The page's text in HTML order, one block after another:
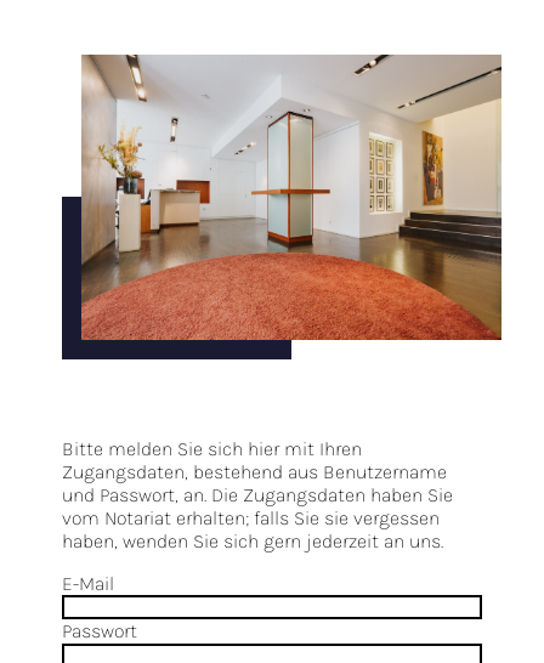
Bitte melden Sie sich hier mit Ihren
Zugangsdaten, bestehend aus Benutzername
und Passwort, an. Die Zugangsdaten haben Sie
vom Notariat erhalten; falls Sie sie vergessen
haben, wenden Sie sich gern jederzeit an uns.
E-Mail
Passwort